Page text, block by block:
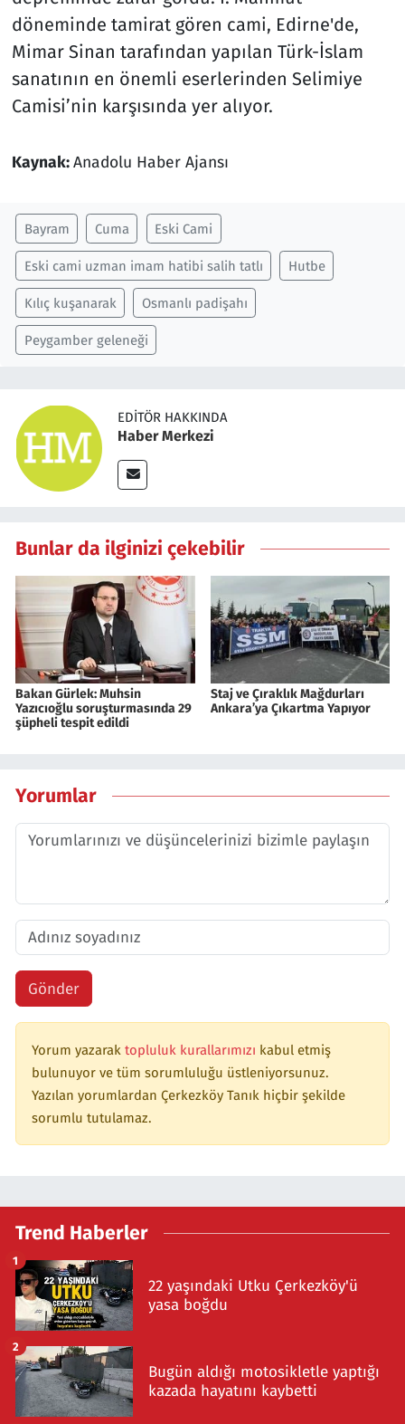
döneminde tamirat gören cami, Edirne'de,
Mimar Sinan tarafından yapılan Türk-İslam
sanatının en önemli eserlerinden Selimiye
Camisi’nin karşısında yer alıyor.
Kaynak:Anadolu Haber Ajansı
Bayram Cuma Eski Cami
Eski cami uzman imam hatibi salih tatlı Hutbe
Kılıç kuşanarak Osmanlı padişahı
Peygamber geleneği
EDITÖR HAKKINDA
Haber Merkezi
Bunlar da ilginizi çekebilir
Bakan Gürlek: Muhsin
Yazıcıoğlu soruşturmasında 29
şüpheli tespit edildi
Staj ve Çıraklık Mağdurları
Ankara’ya Çıkartma Yapıyor
Yorumlar
Gönder
Yorum yazarak topluluk kurallarımızı kabul etmiş
bulunuyor ve tüm sorumluluğu üstleniyorsunuz.
Yazılan yorumlardan Çerkezköy Tanık hiçbir şekilde
sorumlu tutulamaz.
Trend Haberler
22 yaşındaki Utku Çerkezköy'ü
yasa boğdu
1
Bugün aldığı motosikletle yaptığı
kazada hayatını kaybetti
2